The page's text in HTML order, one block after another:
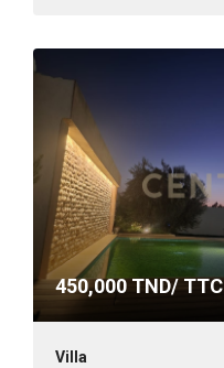
450,000TND/ TTC
Villa